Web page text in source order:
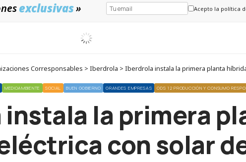
exclusivas» Acepto la política
Corresponsables > Iberdrola > Iberdrola instala la primera planta
MEDIOAMBIENTE SOCIAL BUEN GOBIERNO GRANDES EMPRESAS ODS 12 PRODUCCIÓN Y CONSUMO
la primera
con solar